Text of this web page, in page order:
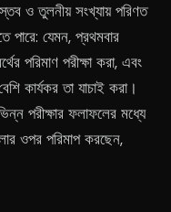
ও তুলনীয় সংখ্যায় পরিণত
পারে: যেমন, প্রথমবার
পরিমাণ পরীক্ষা করা, এবং
কার্যকর তা যাচাই করা।
পরীক্ষার ফলাফলের মধ্যে
ওপর পরিমাপ করছেন,